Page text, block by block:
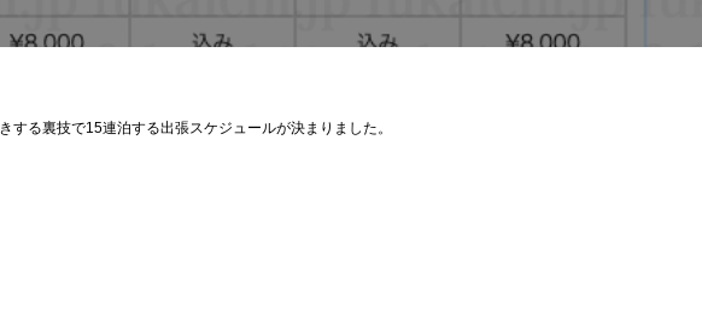
る裏技で15連泊する出張スケジュールが決まりました。